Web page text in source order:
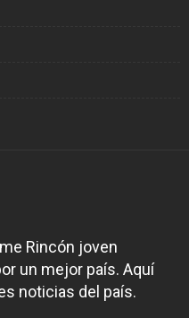
Rincón joven
un mejor país. Aquí
noticias del país.